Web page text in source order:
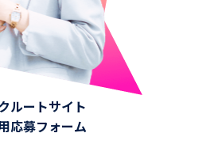
ルートサイト
応募フォーム